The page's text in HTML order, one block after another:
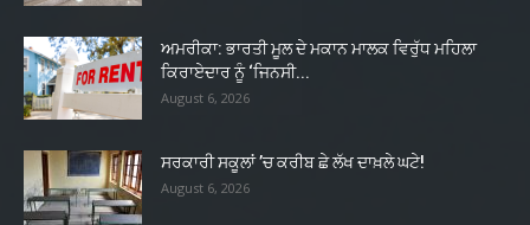
ਅਮਰੀਕਾ: ਭਾਰਤੀ ਮੂਲ ਦੇ ਮਕਾਨ ਮਾਲਕ ਵਿਰੁੱਧ ਮਹਿਲਾ
ਕਿਰਾਏਦਾਰ ਨੂੰ ‘ਜਿਨਸੀ...
August 6, 2026
ਸਰਕਾਰੀ ਸਕੂਲਾਂ ’ਚ ਕਰੀਬ ਛੇ ਲੱਖ ਦਾਖ਼ਲੇ ਘਟੇ!
August 6, 2026